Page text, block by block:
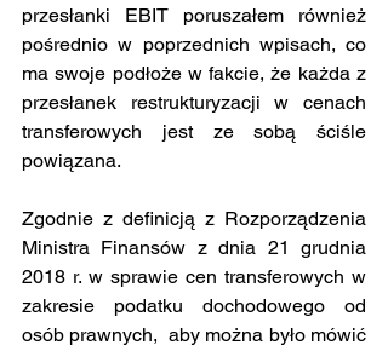
przesłanki EBIT poruszałem również
pośrednio w poprzednich wpisach, co
ma swoje podłoże w fakcie, że każda z
przesłanek restrukturyzacji w cenach
transferowych jest ze sobą ściśle
powiązana.
Zgodnie z definicją z Rozporządzenia
Ministra Finansów z dnia 21 grudnia
2018 r. w sprawie cen transferowych w
zakresie podatku dochodowego od
osób prawnych,  aby można było mówić